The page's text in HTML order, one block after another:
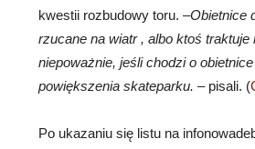
kwestii rozbudowy toru. –Obietnice
rzucane na wiatr , albo ktoś traktuje
niepoważnie, jeśli chodzi o
powiększenia skateparku. – pisali. (
Po ukazaniu się listu na